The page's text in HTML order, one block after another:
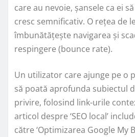
care au nevoie, șansele ca ei
cresc semnificativ. O rețea de
îmbunătățește navigarea și
respingere (bounce rate).
Un utilizator care ajunge pe o
să poată aprofunda subiectul
privire, folosind link-urile
articol despre ‘SEO local’
către ‘Optimizarea Google My